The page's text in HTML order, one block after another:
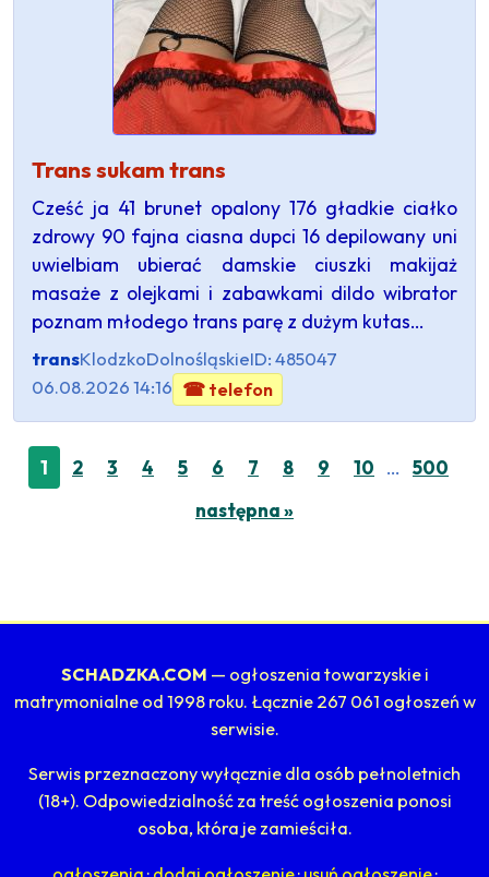
Trans sukam trans
Cześć ja 41 brunet opalony 176 gładkie ciałko
zdrowy 90 fajna ciasna dupci 16 depilowany uni
uwielbiam ubierać damskie ciuszki makijaż
masaże z olejkami i zabawkami dildo wibrator
poznam młodego trans parę z dużym kutas…
transKlodzkoDolnośląskieID: 485047
06.08.2026 14:16 ☎ telefon
1 2 3 4 5 6 7 8 9 10 …
500
następna »
SCHADZKA.COM — ogłoszenia towarzyskie i
matrymonialne od 1998 roku. Łącznie 267 061 ogłoszeń w
serwisie.
Serwis przeznaczony wyłącznie dla osób pełnoletnich
(18+). Odpowiedzialność za treść ogłoszenia ponosi
osoba, która je zamieściła.